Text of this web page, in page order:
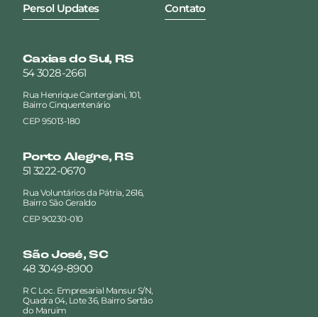
Persol Updates Contato
Caxias do Sul, RS
54 3028-2661
Rua Henrique Cantergiani, 101,
Bairro Cinquentenário
CEP 95013-180
Porto Alegre, RS
51 3222-0670
Rua Voluntários da Pátria, 2616,
Bairro São Geraldo
CEP 90230-010
São José, SC
48 3049-8900
R C Loc. Empresarial Mansur S/N,
Quadra 04, Lote 36, Bairro Sertão
do Maruim